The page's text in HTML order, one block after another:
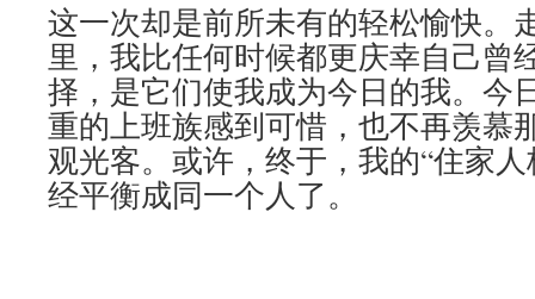
这一次却是前所未有的轻松愉快。
里，我比任何时候都更庆幸自己曾
择，是它们使我成为今日的我。今
重的上班族感到可惜，也不再羡慕
观光客。或许，终于，我的“住家人
经平衡成同一个人了。